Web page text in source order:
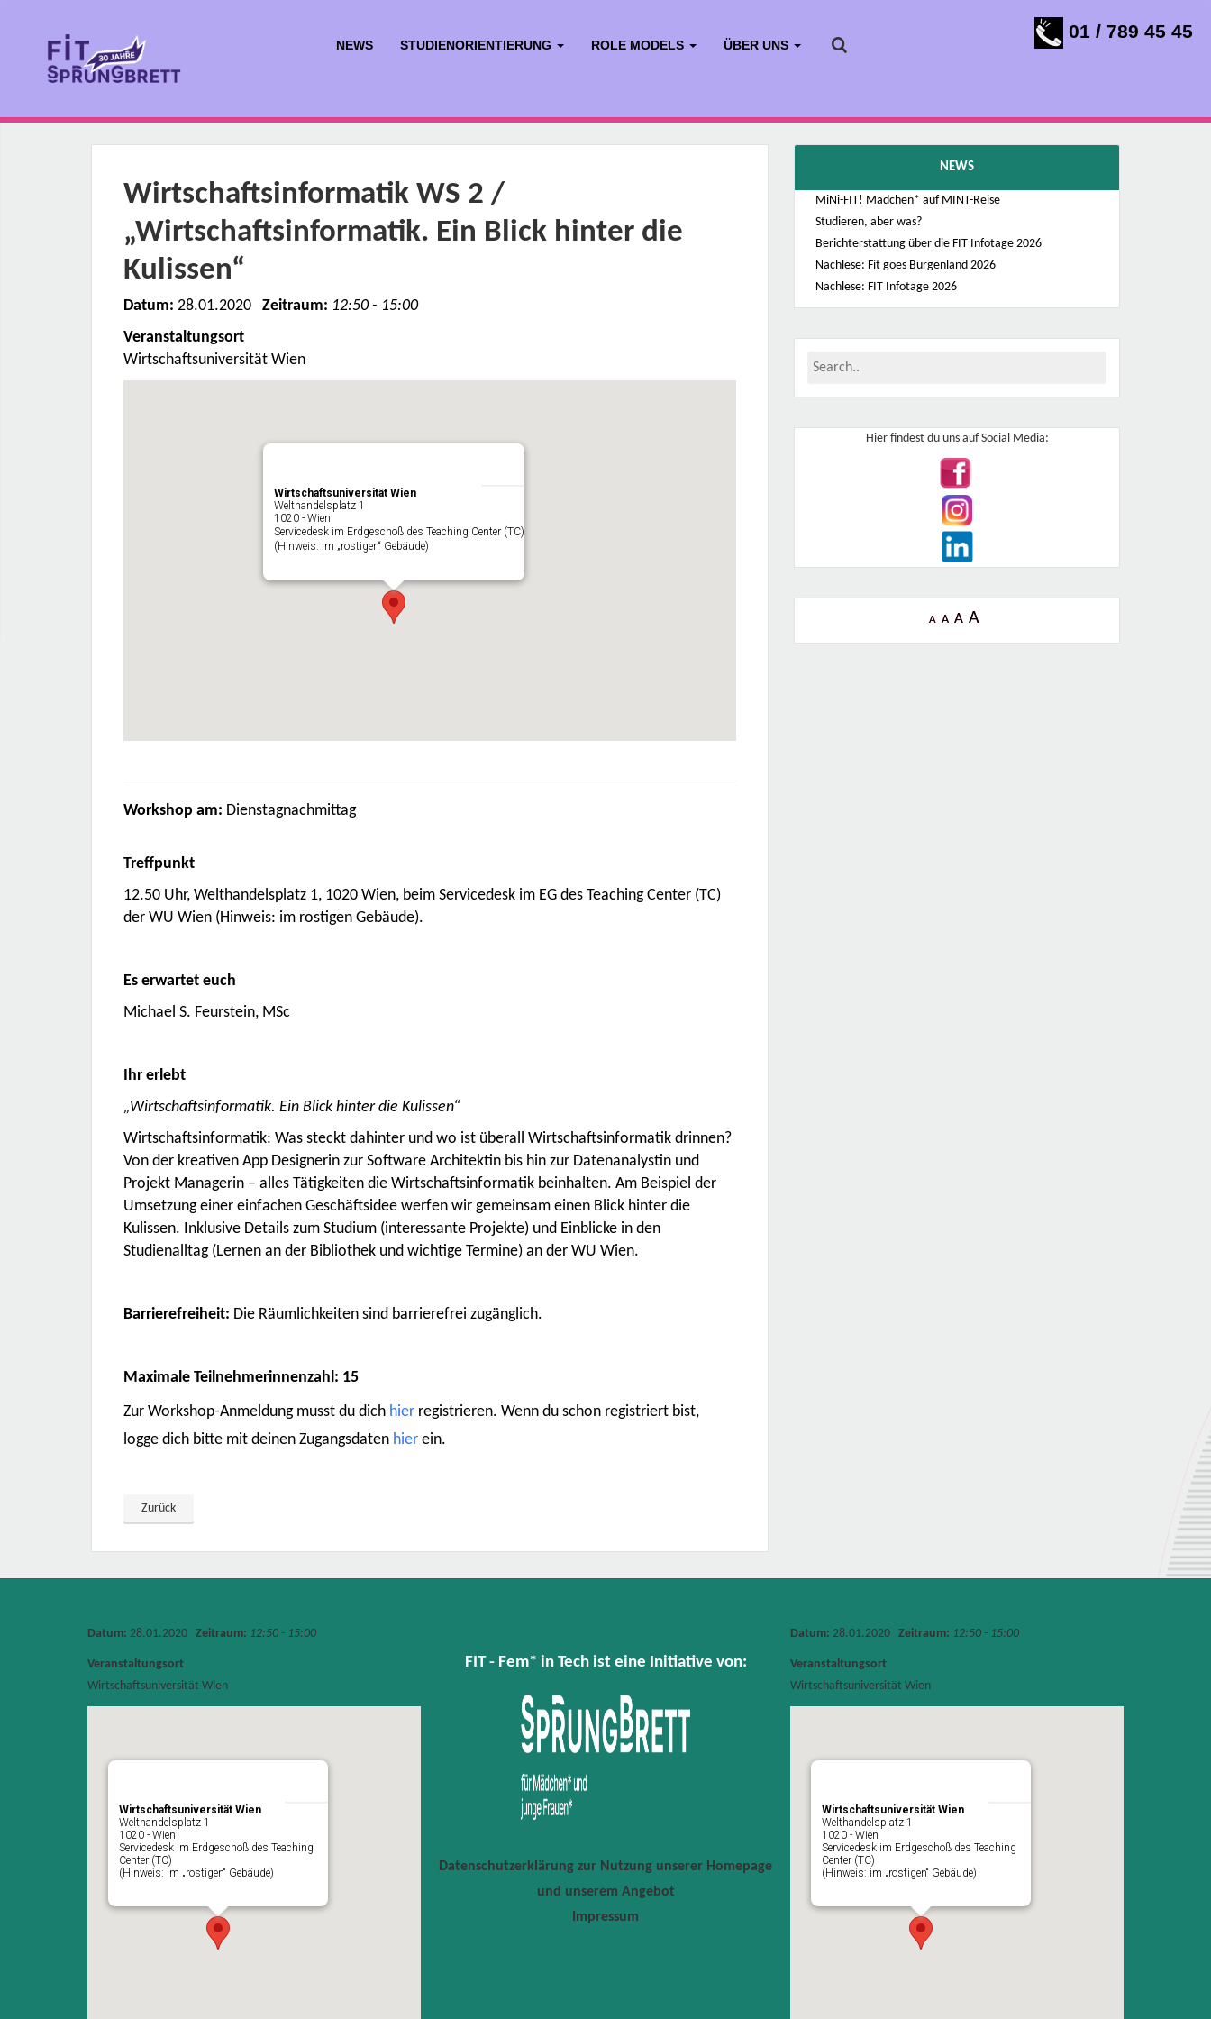
01 / 789 45 45
NEWS STUDIENORIENTIERUNG ROLE MODELS ÜBER UNS
Wirtschaftsinformatik WS 2 /
„Wirtschaftsinformatik. Ein Blick hinter die
Kulissen“
Datum: 28.01.2020 Zeitraum: 12:50 - 15:00
Veranstaltungsort
Wirtschaftsuniversität Wien
Wirtschaftsuniversität Wien
Welthandelsplatz 1
1020 - Wien
Servicedesk im Erdgeschoß des Teaching Center (TC)
(Hinweis: im „rostigen“ Gebäude)
Workshop am: Dienstagnachmittag
Treffpunkt
12.50 Uhr, Welthandelsplatz 1, 1020 Wien, beim Servicedesk im EG des Teaching Center (TC)
der WU Wien (Hinweis: im rostigen Gebäude).
Es erwartet euch
Michael S. Feurstein, MSc
Ihr erlebt
„Wirtschaftsinformatik. Ein Blick hinter die Kulissen“
Wirtschaftsinformatik: Was steckt dahinter und wo ist überall Wirtschaftsinformatik drinnen?
Von der kreativen App Designerin zur Software Architektin bis hin zur Datenanalystin und
Projekt Managerin – alles Tätigkeiten die Wirtschaftsinformatik beinhalten. Am Beispiel der
Umsetzung einer einfachen Geschäftsidee werfen wir gemeinsam einen Blick hinter die
Kulissen. Inklusive Details zum Studium (interessante Projekte) und Einblicke in den
Studienalltag (Lernen an der Bibliothek und wichtige Termine) an der WU Wien.
Barrierefreiheit: Die Räumlichkeiten sind barrierefrei zugänglich.
Maximale Teilnehmerinnenzahl: 15
Zur Workshop-Anmeldung musst du dich hier registrieren. Wenn du schon registriert bist,
logge dich bitte mit deinen Zugangsdaten hier ein.
Zurück
NEWS
MiNi-FIT! Mädchen* auf MINT-Reise
Studieren, aber was?
Berichterstattung über die FIT Infotage 2026
Nachlese: Fit goes Burgenland 2026
Nachlese: FIT Infotage 2026
Hier findest du uns auf Social Media:
A A A A
Datum: 28.01.2020 Zeitraum: 12:50 - 15:00
Veranstaltungsort
Wirtschaftsuniversität Wien
Wirtschaftsuniversität Wien
Welthandelsplatz 1
1020 - Wien
Servicedesk im Erdgeschoß des Teaching
Center (TC)
(Hinweis: im „rostigen“ Gebäude)
FIT - Fem* in Tech ist eine Initiative von:
Datenschutzerklärung zur Nutzung unserer Homepage
und unserem Angebot
Impressum
Datum: 28.01.2020 Zeitraum: 12:50 - 15:00
Veranstaltungsort
Wirtschaftsuniversität Wien
Wirtschaftsuniversität Wien
Welthandelsplatz 1
1020 - Wien
Servicedesk im Erdgeschoß des Teaching
Center (TC)
(Hinweis: im „rostigen“ Gebäude)